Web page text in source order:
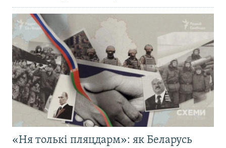
«Ня толькі пляцдарм»: як Беларусь